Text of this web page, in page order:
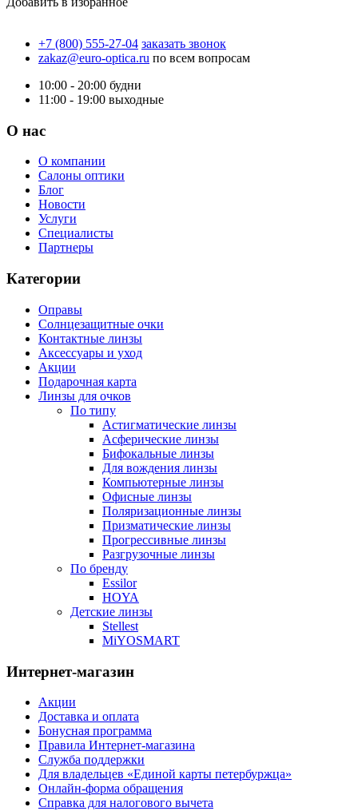
+7 (800) 555-27-04 заказать звонок
zakaz@euro-optica.ru по всем вопросам
10:00 - 20:00 будни
11:00 - 19:00 выходные
О нас
О компании
Салоны оптики
Блог
Новости
Услуги
Специалисты
Партнеры
Категории
Оправы
Солнцезащитные очки
Контактные линзы
Аксессуары и уход
Акции
Подарочная карта
Линзы для очков
По типу
Астигматические линзы
Асферические линзы
Бифокальные линзы
Для вождения линзы
Компьютерные линзы
Офисные линзы
Поляризационные линзы
Призматические линзы
Прогрессивные линзы
Разгрузочные линзы
По бренду
Essilor
HOYA
Детские линзы
Stellest
MiYOSMART
Интернет-магазин
Акции
Доставка и оплата
Бонусная программа
Правила Интернет-магазина
Служба поддержки
Для владельцев «Единой карты петербуржца»
Онлайн-форма обращения
Справка для налогового вычета